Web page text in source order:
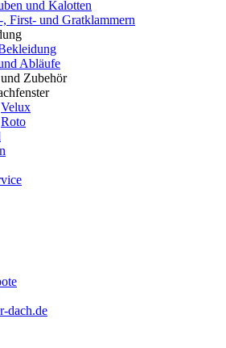
und Kalotten
, First- und Gratklammern
Abläufe
Zubehör
Velux
Roto
dach.de